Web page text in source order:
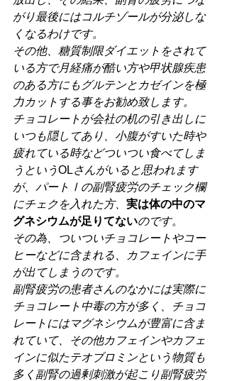
がり最後にはコルチゾールが分泌しな
くなるわけです。
その他、糖質制限ダイエットをされて
いる方で月経痛が酷い方や甲状腺疾患
のある方にもグルテンとカゼインを極
力カットする事をお勧め致します。
チョコレートが会社の机の引き出しに
いつも隠してあり、小腹がすいた時や
疲れている時などついつい食べてしま
うというOLさんがいると思われます
が、パートⅠの副腎疲労のチェック欄
にチェクを入れた方、 実は体の中のマ
グネシウムが足りてないのです。
その為、ついついチョコレートやコー
ヒーなどに含まれる、カフェインに手
が出てしまうのです。
副腎疲労の患者さんのなかには実際に
チョコレート中毒の方が多く、チョコ
レートにはマグネシウムが豊富に含ま
れていて、その他カフェインやカフェ
インに似たテオブロミンという物質も
多く副腎の過剰刺激が起こり副腎疲労